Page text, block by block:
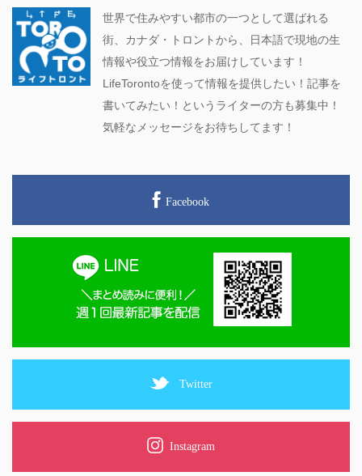
世界で住みやすい都市の一つとして選ばれる
街、カナダ・トロントから、日本語で現地の生
情報や役立つ情報をお届けしています！
LifeTorontoを使って情報を提供したい！記事を
書いてみたい！というライターの方も募集中！
気軽なメッセージをお待ちしてます！
Facebook
Twitter
Instagram